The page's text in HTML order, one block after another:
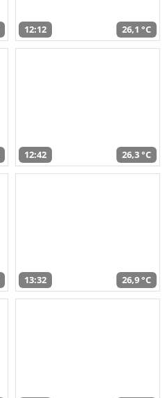
12:12 26,1 °C
12:42 26,3 °C
13:32 26,9 °C